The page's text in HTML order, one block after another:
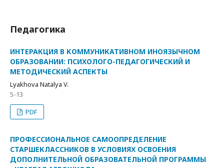
Педагогика
ИНТЕРАКЦИЯ В КОММУНИКАТИВНОМ ИНОЯЗЫЧНОМ
ОБРАЗОВАНИИ: ПСИХОЛОГО-ПЕДАГОГИЧЕСКИЙ И
МЕТОДИЧЕСКИЙ АСПЕКТЫ
Lyakhova Natalya V.
5-13
PDF
ПРОФЕССИОНАЛЬНОЕ САМООПРЕДЕЛЕНИЕ
СТАРШЕКЛАССНИКОВ В УСЛОВИЯХ ОСВОЕНИЯ
ДОПОЛНИТЕЛЬНОЙ ОБРАЗОВАТЕЛЬНОЙ ПРОГРАММЫ